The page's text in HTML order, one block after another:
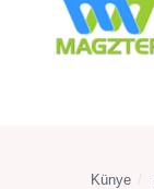
Künye